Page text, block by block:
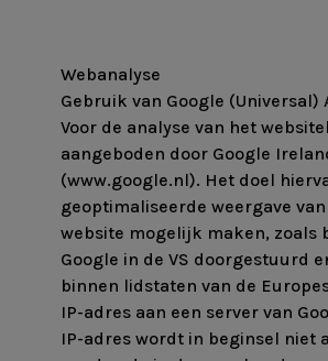
Webanalyse
Gebruik van Google
Voor de analyse van het
aangeboden door Google
(www.google.nl). Het doel
geoptimaliseerde weergave
website mogelijk maken, zoals
Google in de VS doorgestuurd
binnen lidstaten van de
IP-adres aan een server van
IP-adres wordt in beginsel niet